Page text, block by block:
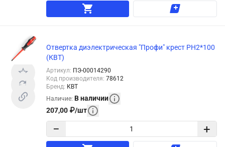
Отвертка диэлектрическая "Профи" крест PH2*100
(КВТ)
Артикул: ПЭ-00014290
Код производителя: 78612
Бренд: КВТ
Наличие: В наличии
207,00 ₽/шт
− +